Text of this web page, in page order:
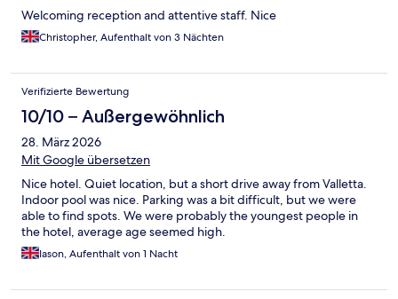
Welcoming reception and attentive staff. Nice
Christopher, Aufenthalt von 3 Nächten
Verifizierte Bewertung
10/10 – Außergewöhnlich
28. März 2026
Mit Google übersetzen
Nice hotel. Quiet location, but a short drive away from Valletta.
Indoor pool was nice. Parking was a bit difficult, but we were
able to find spots. We were probably the youngest people in
the hotel, average age seemed high.
Iason, Aufenthalt von 1 Nacht